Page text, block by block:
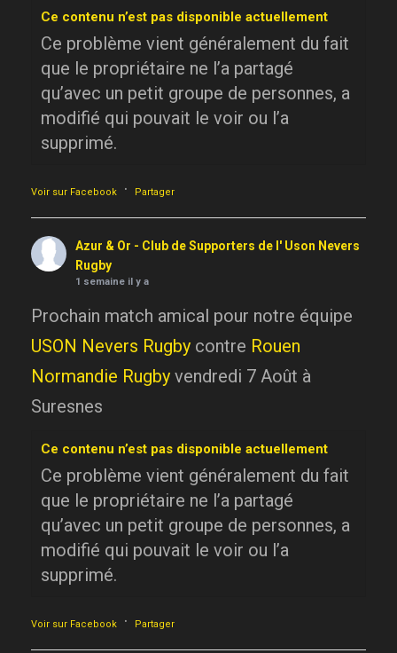
Ce contenu n’est pas disponible actuellement
Ce problème vient généralement du fait
que le propriétaire ne l’a partagé
qu’avec un petit groupe de personnes, a
modifié qui pouvait le voir ou l’a
supprimé.
Voir sur Facebook · Partager
Azur & Or - Club de Supporters de l' Uson Nevers
Rugby
1 semaine il y a
Prochain match amical pour notre équipe
USON Nevers Rugby contre Rouen
Normandie Rugby vendredi 7 Août à
Suresnes
Ce contenu n’est pas disponible actuellement
Ce problème vient généralement du fait
que le propriétaire ne l’a partagé
qu’avec un petit groupe de personnes, a
modifié qui pouvait le voir ou l’a
supprimé.
Voir sur Facebook · Partager